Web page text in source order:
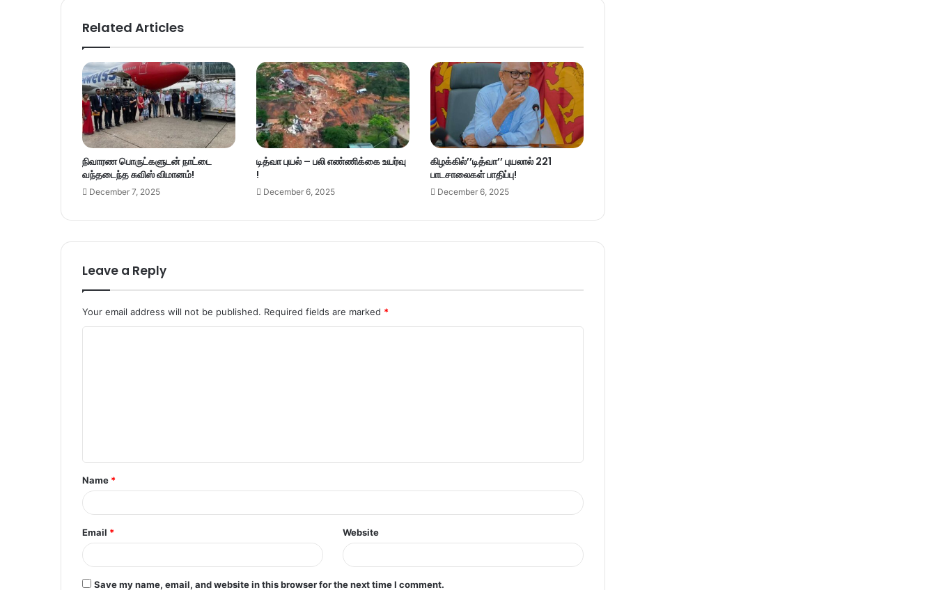
Related Articles
நிவாரண பொருட்களுடன் நாட்டை
வந்தடைந்த சுவிஸ் விமானம்!
December 7, 2025
டித்வா புயல் – பலி எண்ணிக்கை உயர்வு
!
December 6, 2025
கிழக்கில்’’டித்வா’’ புயலால் 221
பாடசாலைகள் பாதிப்பு!
December 6, 2025
Leave a Reply
Your email address will not be published. Required fields are marked *
t
*
Name *
Email * Website
Save my name, email, and website in this browser for the next time I comment.